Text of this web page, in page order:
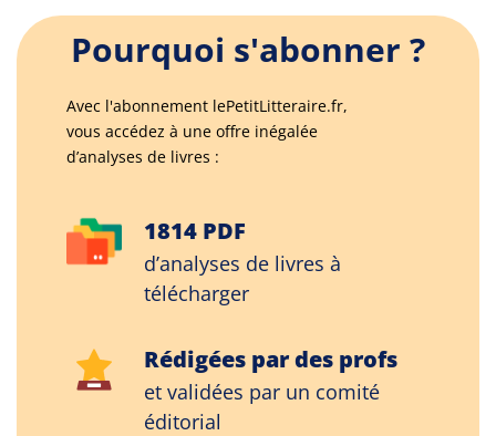
Pourquoi s'abonner ?
Avec l'abonnement lePetitLitteraire.fr,
vous accédez à une offre inégalée
d’analyses de livres :
1814 PDF
d’analyses de livres à
télécharger
Rédigées par des profs
et validées par un comité
éditorial